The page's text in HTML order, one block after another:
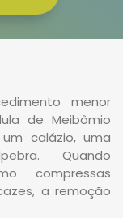
menor
de Meibômio
calázio, uma
Quando
compressas
a remoção